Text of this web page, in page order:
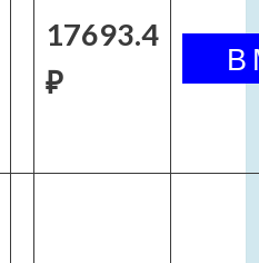
17693.4
₽